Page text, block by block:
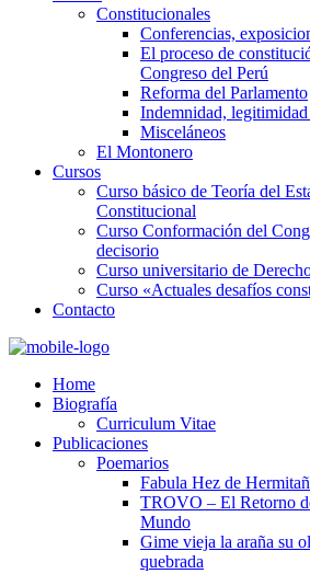
Constitucionales
Conferencias,
El proceso de
Congreso del Perú
Reforma del Parlamento
Indemnidad,
Misceláneos
El Montonero
Cursos
Curso básico de Teoría del
Constitucional
Curso Conformación del
decisorio
Curso universitario de
Curso «Actuales desafíos
Contacto
Home
Biografía
Curriculum Vitae​
Publicaciones
Poemarios
Fabula Hez de
TROVO – El Retorno
Mundo
Gime vieja la araña su
quebrada